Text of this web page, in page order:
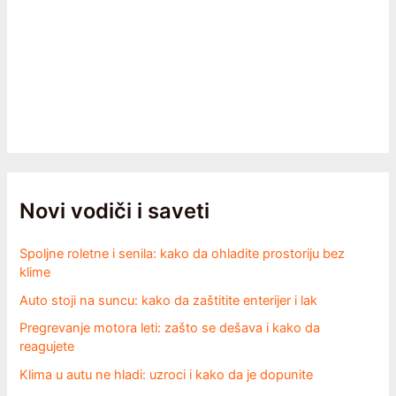
Novi vodiči i saveti
Spoljne roletne i senila: kako da ohladite prostoriju bez
klime
Auto stoji na suncu: kako da zaštitite enterijer i lak
Pregrevanje motora leti: zašto se dešava i kako da
reagujete
Klima u autu ne hladi: uzroci i kako da je dopunite